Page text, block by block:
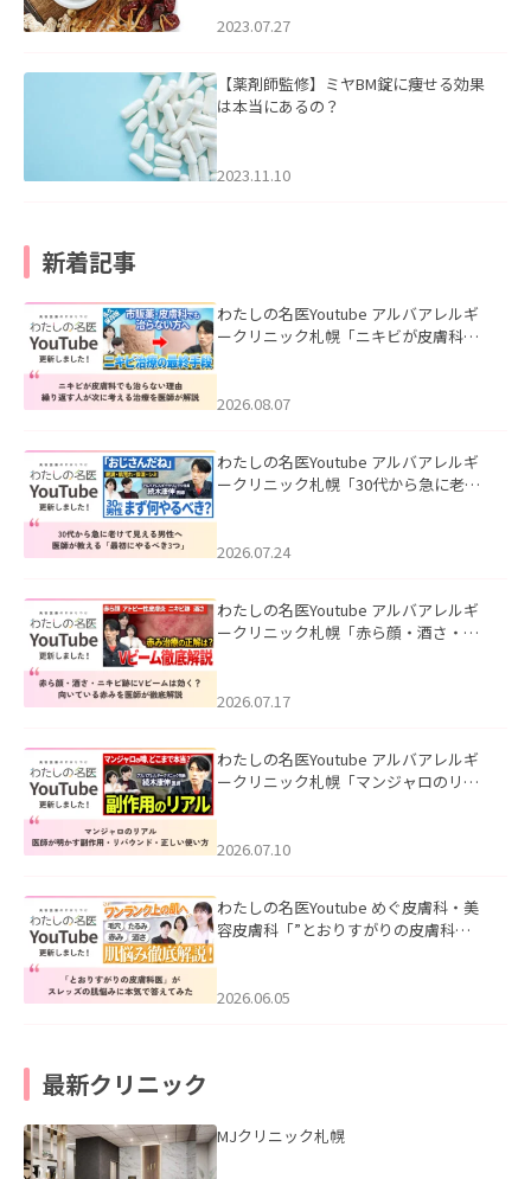
2023.07.27
【薬剤師監修】ミヤBM錠に痩せる効果
は本当にあるの？
2023.11.10
新着記事
わたしの名医Youtube アルバアレルギ
ークリニック札幌「ニキビが皮膚科で
ました。
2026.08.07
わたしの名医Youtube アルバアレルギ
ークリニック札幌「30代から急に老け
た。
2026.07.24
わたしの名医Youtube アルバアレルギ
ークリニック札幌「赤ら顔・酒さ・ニ
した。
2026.07.17
わたしの名医Youtube アルバアレルギ
ークリニック札幌「マンジャロのリア
た。
2026.07.10
わたしの名医Youtube めぐ皮膚科・美
容皮膚科「”とおりすがりの皮膚科
2026.06.05
最新クリニック
MJクリニック札幌